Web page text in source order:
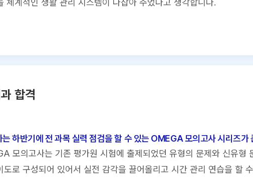
체계적인 생활 관리 시스템이 다잡아 주었다고 생각합니다.
합격
하반기에 전 과목 실력 점검을 할 수 있는 OMEGA 모의고사 시리즈가
모의고사는 기존 평가원 시험에 출제되었던 유형의 문제와 신유형
도로 구성되어 있어서 실전 감각을 끌어올리고 시간 관리 연습을 할